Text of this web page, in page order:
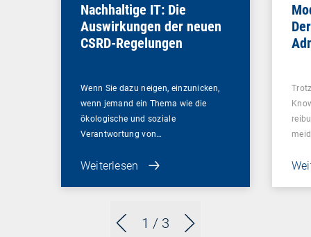
1 / 3
Nachhaltige IT: Die
Auswirkungen der neuen
CSRD-Regelungen
Wenn Sie dazu neigen, einzunicken,
wenn jemand ein Thema wie die
ökologische und soziale
Verantwortung von…
Weiterlesen